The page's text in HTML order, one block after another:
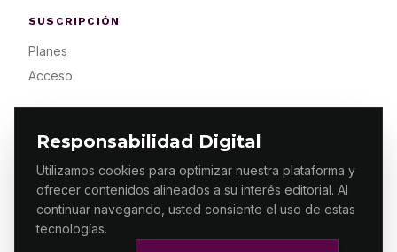
Responsabilidad Digital
Utilizamos cookies para optimizar nuestra plataforma y
ofrecer contenidos alineados a su interés editorial. Al
continuar navegando, usted consiente el uso de estas
tecnologías.
SUSCRIPCIÓN
Planes
Acceso
© 2026 ES PRIMERA MX. ALGUNOS DERECHOS
RESERVADOS / DESIGNMAKING.MX